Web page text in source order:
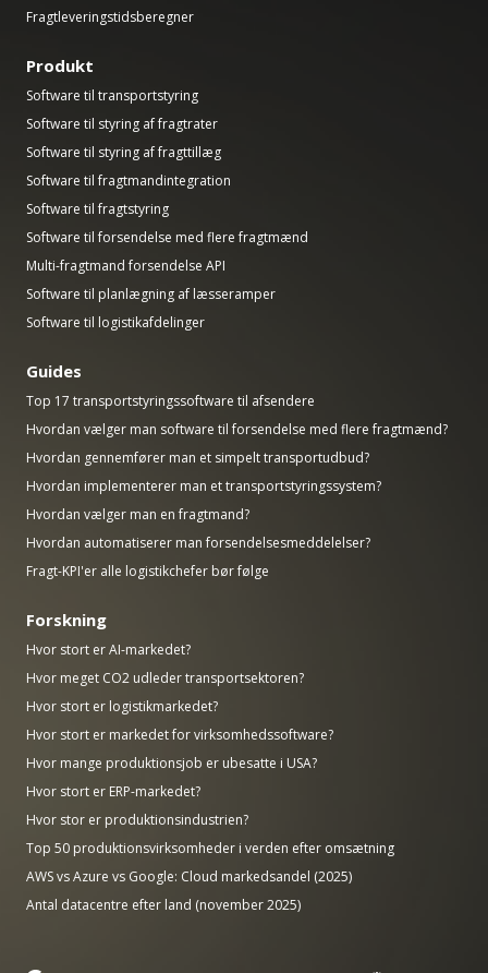
Fragtleveringstidsberegner
Produkt
Software til transportstyring
Software til styring af fragtrater
Software til styring af fragttillæg
Software til fragtmandintegration
Software til fragtstyring
Software til forsendelse med flere fragtmænd
Multi-fragtmand forsendelse API
Software til planlægning af læsseramper
Software til logistikafdelinger
Guides
Top 17 transportstyringssoftware til afsendere
Hvordan vælger man software til forsendelse med flere fragtmænd?
Hvordan gennemfører man et simpelt transportudbud?
Hvordan implementerer man et transportstyringssystem?
Hvordan vælger man en fragtmand?
Hvordan automatiserer man forsendelsesmeddelelser?
Fragt-KPI'er alle logistikchefer bør følge
Forskning
Hvor stort er AI-markedet?
Hvor meget CO2 udleder transportsektoren?
Hvor stort er logistikmarkedet?
Hvor stort er markedet for virksomhedssoftware?
Hvor mange produktionsjob er ubesatte i USA?
Hvor stort er ERP-markedet?
Hvor stor er produktionsindustrien?
Top 50 produktionsvirksomheder i verden efter omsætning
AWS vs Azure vs Google: Cloud markedsandel (2025)
Antal datacentre efter land (november 2025)